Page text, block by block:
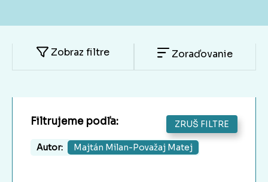
Zobraz filtre Zoraďovanie
Filtrujeme podľa: ZRUŠ FILTRE
Autor: Majtán Milan-Považaj Matej